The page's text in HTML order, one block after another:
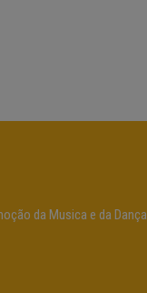
da Musica e da Dança